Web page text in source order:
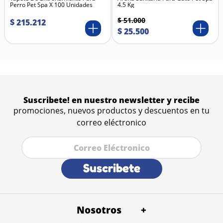
Caldo o extracto natural sabor tocineta
Proteínas hidrolizadas (de origen animal)
Vegetales procesados
Vitaminas y minerales
Espesantes naturales
Perro Pet Spa X 100 Unidades
$215.212
4.5 Kg
$ 51.000
$25.500
Suscribete! en nuestro newsletter y recibe
promociones, nuevos productos y descuentos en tu
correo eléctronico
Suscribete
Nosotros
+